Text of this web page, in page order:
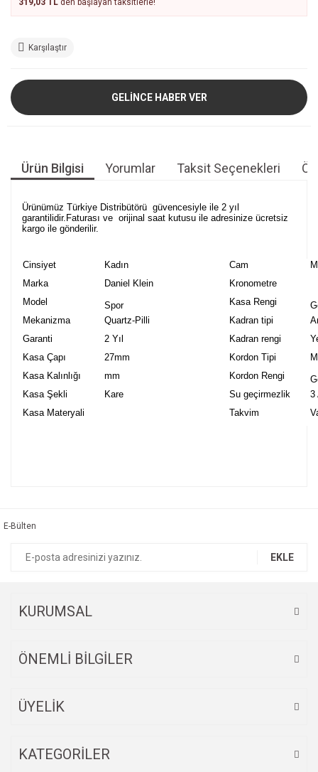
319,03 TL den başlayan taksitlerle!
Karşılaştır
GELİNCE HABER VER
Ürün Bilgisi Yorumlar Taksit Seçenekleri
Ürünümüz Türkiye Distribütörü güvencesiyle ile 2 yıl
garantilidir.Faturası ve orijinal saat kutusu ile adresinize ücretsiz
kargo ile gönderilir.
Cinsiyet Kadın Cam
Marka
Daniel Klein
Kronometre
Model
Spor Kasa Rengi
Mekanizma
Quartz-Pilli Kadran tipi
Garanti
2 Yıl Kadran rengi
Kasa Çapı
27mm Kordon Tipi
Kasa Kalınlığı
mm Kordon Rengi
Kasa Şekli
Kare Su geçirmezlik
3
Kasa Materyali
Takvim
Ürün fiyatı diğer sitelerden daha pahalı.
E-Bülten
EKLE
KURUMSAL
ÖNEMLİ BİLGİLER
ÜYELİK
KATEGORİLER